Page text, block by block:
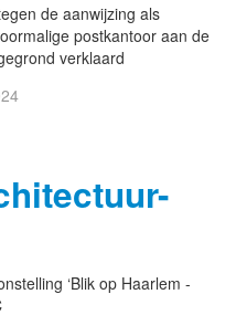
de aanwijzing als
postkantoor aan de
verklaard
‘Blik op Haarlem -